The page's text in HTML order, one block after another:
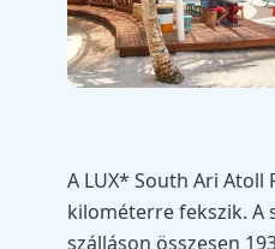
A LUX* South Ari
kilométerre fekszik. A
szálláson összesen